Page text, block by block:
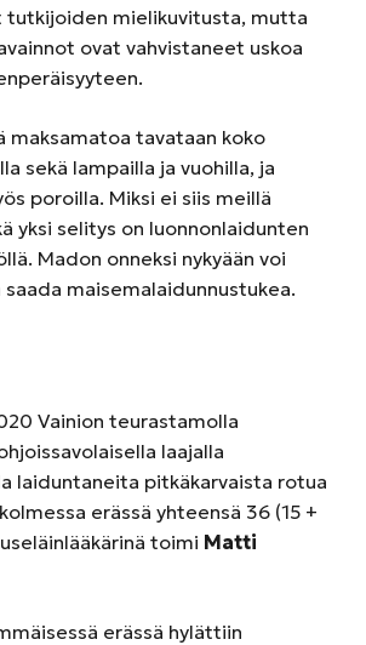
mielikuvitusta, mutta
ovat vahvistaneet uskoa
maksamatoa tavataan koko
sekä lampailla ja vuohilla, ja
poroilla. Miksi ei siis meillä
yksi selitys on luonnonlaidunten
Madon onneksi nykyään voi
maisemalaidunnustukea.
Vainion teurastamolla
laajalla
laiduntaneita pitkäkarvaista rotua
erässä yhteensä 36 (15 +
toimi Matti
erässä hylättiin